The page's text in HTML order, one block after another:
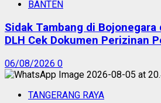
BANTEN
Sidak Tambang di Bojonegara
DLH Cek Dokumen Perizinan
06/08/2026 0
TANGERANG RAYA